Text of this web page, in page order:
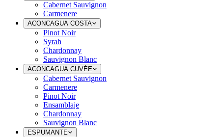
Cabernet Sauvignon
Carmenere
ACONCAGUA COSTA
Pinot Noir
Syrah
Chardonnay
Sauvignon Blanc
ACONCAGUA CUVÉE
Cabernet Sauvignon
Carmenere
Pinot Noir
Ensamblaje
Chardonnay
Sauvignon Blanc
ESPUMANTE